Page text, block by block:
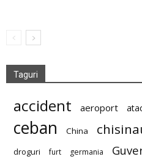
Taguri
accident aeroport
ceban China
droguri furt germania